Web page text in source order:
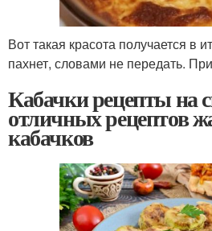
Вот такая красота получается в
пахнет, словами не передать.
Кабачки рецепты на
отличных рецептов
кабачков